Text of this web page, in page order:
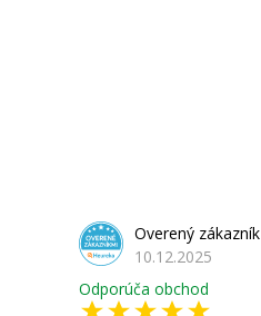
Overený zákazník
10.12.2025
Odporúča obchod